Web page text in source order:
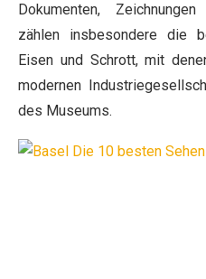
Dokumenten,
zählen insbesondere die
Eisen und Schrott, mit
modernen
des Museums.